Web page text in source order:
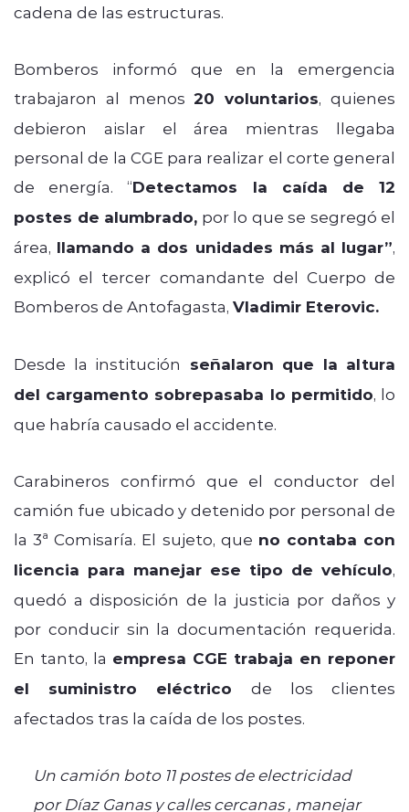
cadena de las estructuras.
Bomberos informó que en la emergencia
trabajaron al menos20 voluntarios, quienes
debieron aislar el área mientras llegaba
personal de la CGE para realizar el corte general
de energía. “Detectamos la caída de 12
postes de alumbrado, por lo que se segregó el
área, llamando a dos unidades más al lugar”,
explicó el tercer comandante del Cuerpo de
Bomberos de Antofagasta, Vladimir Eterovic.
Desde la institución señalaron que la altura
del cargamento sobrepasaba lo permitido, lo
que habría causado el accidente.
Carabineros confirmó que el conductor del
camión fue ubicado y detenido por personal de
la 3ª Comisaría. El sujeto, que no contaba con
licencia para manejar ese tipo de vehículo,
quedó a disposición de la justicia por daños y
por conducir sin la documentación requerida.
En tanto, la empresa CGE trabaja en reponer
el suministro eléctrico de los clientes
afectados tras la caída de los postes.
Un camión boto 11 postes de electricidad
por Díaz Ganas y calles cercanas , manejar